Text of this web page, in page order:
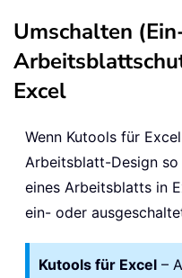
Umschalten
Excel
Wenn Kutools für
Arbeitsblatt-Design
eines Arbeitsblatts in
ein- oder
Kutools für Excel –